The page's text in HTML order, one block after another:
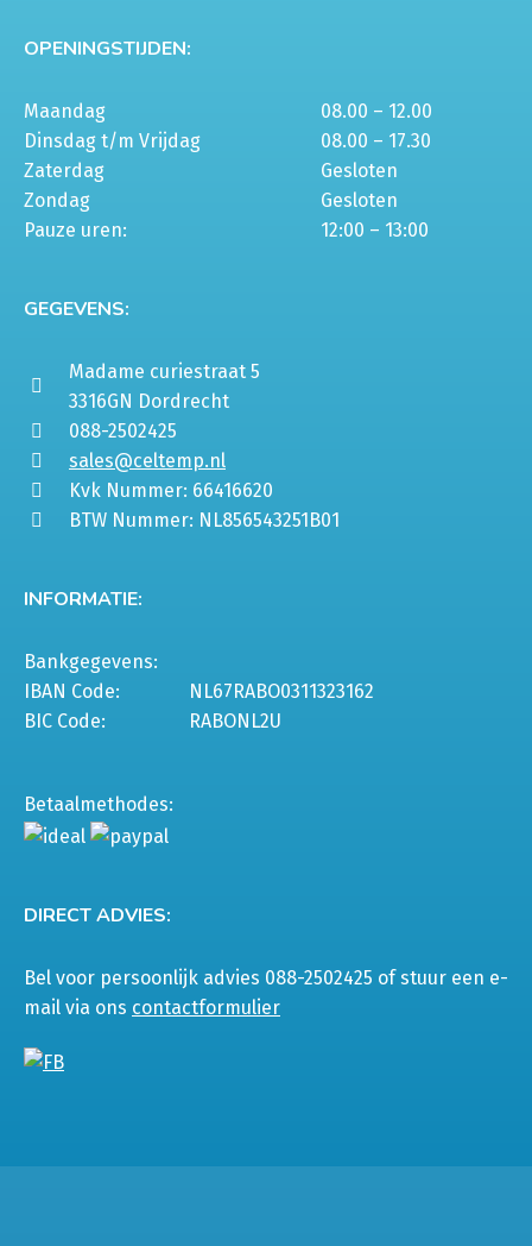
OPENINGSTIJDEN:
Maandag
08.00 – 12.00
Dinsdag t/m Vrijdag
08.00 – 17.30
Zaterdag
Gesloten
Zondag
Gesloten
Pauze uren:
12:00 – 13:00
GEGEVENS:
Madame curiestraat 5
3316GN Dordrecht
088-2502425
sales@celtemp.nl
Kvk Nummer: 66416620
BTW Nummer: NL856543251B01
INFORMATIE:
Bankgegevens:
IBAN Code:
NL67RABO0311323162
BIC Code:
RABONL2U
Betaalmethodes:
DIRECT ADVIES:
Bel voor persoonlijk advies 088-2502425 of stuur een e-
mail via ons contactformulier